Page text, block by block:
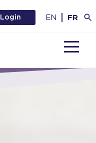
Login EN FR